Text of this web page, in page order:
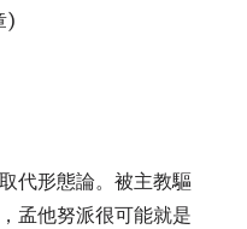
)
代形態論。被主教驅
孟他努派很可能就是